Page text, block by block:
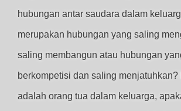
hubungan antar saudara dalam
merupakan hubungan yang saling
saling membangun atau hubungan
berkompetisi dan saling menjatuhkan?
adalah orang tua dalam keluarga,